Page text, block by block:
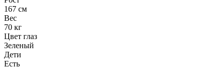
167 см
Вес
70 кг
Цвет глаз
Зеленый
Дети
Есть